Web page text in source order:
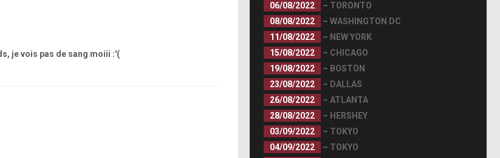
je vois pas de sang moiii :'(
06/08/2022
– TORONTO
08/08/2022
– WASHINGTON DC
11/08/2022
– NEW YORK
15/08/2022
– CHICAGO
19/08/2022
– BOSTON
23/08/2022
– DALLAS
26/08/2022
– ATLANTA
28/08/2022
– HERSHEY
03/09/2022
– TOKYO
04/09/2022
– TOKYO